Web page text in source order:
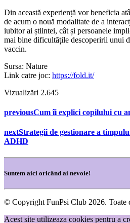
Din această experiență vor beneficia
de acum o nouă modalitate de a
iubitor ai știintei, cât și persoanele
mai bine dificultățile descoperirii unui
vaccin.
Sursa: Nature
Link catre joc: https://fold.it/
Vizualizări 2.645
previousCum îi explici copilului cu
nextStrategii de gestionare a
ADHD
Suntem aici oricând ai nevoie!
© Copyright FunPsi Club 2026. Toate
Acest site utilizeaza cookies pentru a